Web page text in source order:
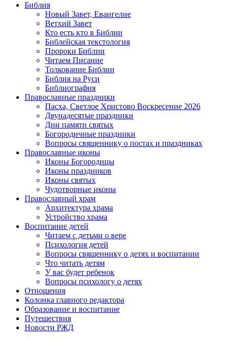
Библия
Новый Завет, Евангелие
Ветхий Завет
Кто есть кто в Библии
Библейская текстология
Пророки Библии
Читаем Писание
Толкование Библии
Библия на Руси
Библиография
Православные праздники
Пасха, Светлое Христово Воскресение 2026
Двунадесятые праздники
Дни памяти святых
Богородичные праздники
Вопросы священнику о постах и праздниках
Православные иконы
Иконы Богородицы
Иконы праздников
Иконы святых
Чудотворные иконы
Православный храм
Архитектура храма
Устройство храма
Воспитание детей
Читаем с детьми о вере
Психология детей
Вопросы священнику о детях и воспитании
Что читать детям
У вас будет ребенок
Вопросы психологу о детях
Отношения
Колонка главного редактора
Образование и воспитание
Путешествия
Новости РЖД